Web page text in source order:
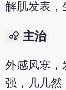
解肌发表，
bubble_chart 主治
外感风寒，
强，几几然